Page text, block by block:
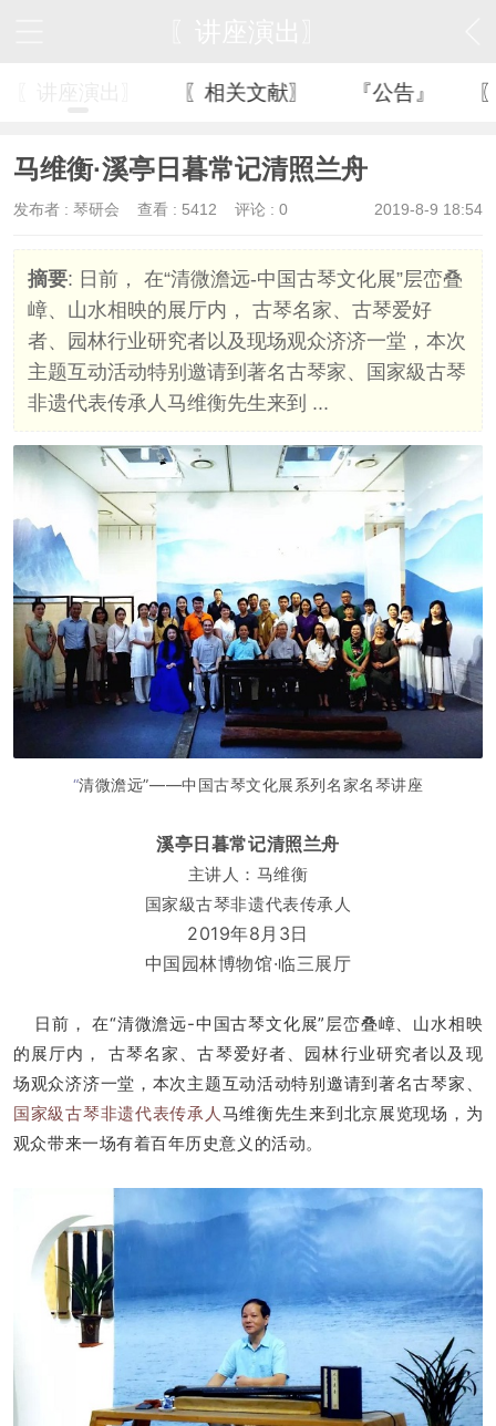
〖相关文献〗 『公告』
马维衡·溪亭日暮常记清照兰舟
2019-8-9 18:54
发布者 : 琴研会 查看 : 5412 评论 : 0
摘要: 日前， 在“清微澹远-中国古琴文化展”层峦叠
嶂、山水相映的展厅内， 古琴名家、古琴爱好
者、园林行业研究者以及现场观众济济一堂，本次
主题互动活动特别邀请到著名古琴家、国家級古琴
非遗代表传承人马维衡先生来到 ...
“清微澹远”——中国古琴文化展系列名家名琴讲座
溪亭日暮常记清照兰舟
主讲人：马维衡
国家級古琴非遗代表传承人
2019年8月3日
中国园林博物馆·临三展厅
日前，
在“清微澹远-中国古琴文化展”层峦叠嶂、山水相映
的展厅内， 古琴名家、古琴爱好者、园林行业研究者以及现
场观众济济一堂，本次主题互动活动特别邀请到著名古琴家、
国家級古琴非遗代表传承人马维衡先生来到北京展览现场，为
观众带来一场有着百年历史意义的活动。